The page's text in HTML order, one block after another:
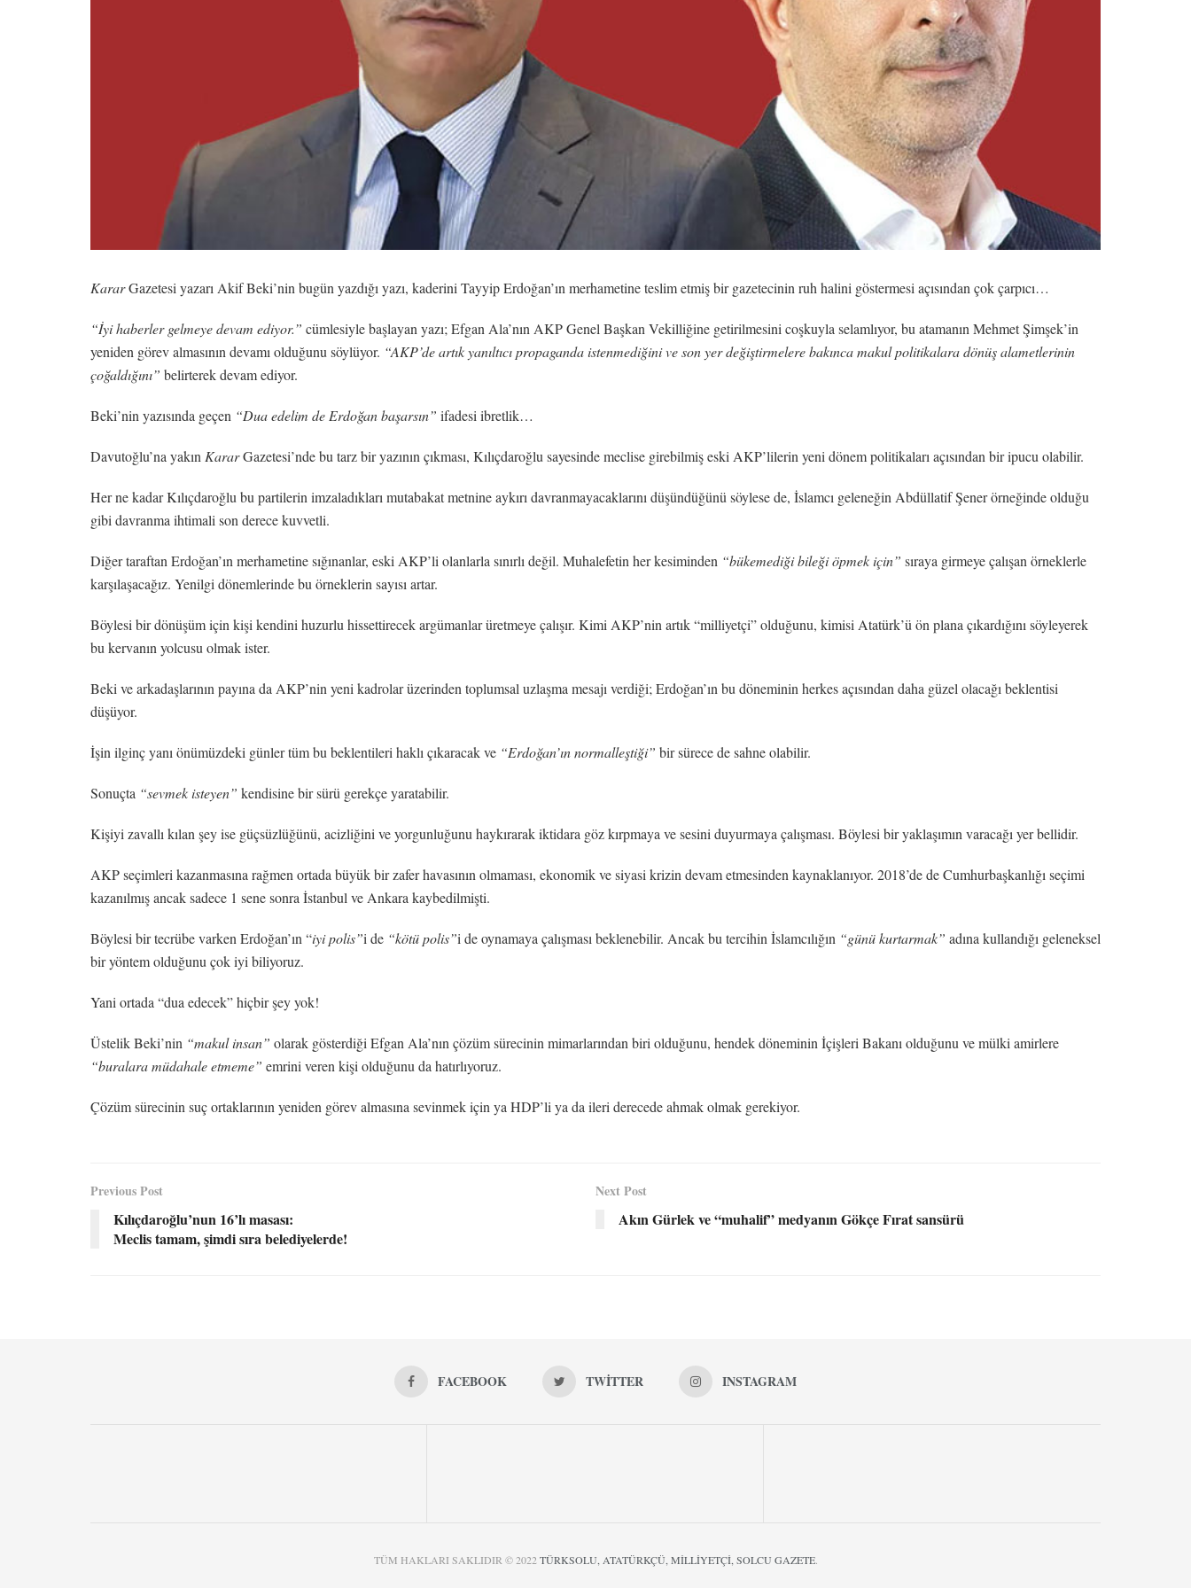
KararGazetesi yazarı Akif Beki’nin bugün yazdığı yazı, kaderini Tayyip Erdoğan’ın merhametine teslim etmiş bir gazetecinin ruh halini göstermesi açısından çok çarpıcı…
“İyi haberler gelmeye devam ediyor.” cümlesiyle başlayan yazı; Efgan Ala’nın AKP Genel Başkan Vekilliğine getirilmesini coşkuyla selamlıyor, bu atamanın Mehmet Şimşek’in
yeniden görev almasının devamı olduğunu söylüyor. “AKP’de artık yanıltıcı propaganda istenmediğini ve son yer değiştirmelere bakınca makul politikalara dönüş alametlerinin
çoğaldığını” belirterek devam ediyor.
Beki’nin yazısında geçen “Dua edelim de Erdoğan başarsın” ifadesi ibretlik…
Davutoğlu’na yakın KararGazetesi’nde bu tarz bir yazının çıkması, Kılıçdaroğlu sayesinde meclise girebilmiş eski AKP’lilerin yeni dönem politikaları açısından bir ipucu olabilir.
Her ne kadar Kılıçdaroğlu bu partilerin imzaladıkları mutabakat metnine aykırı davranmayacaklarını düşündüğünü söylese de, İslamcı geleneğin Abdüllatif Şener örneğinde olduğu
gibi davranma ihtimali son derece kuvvetli.
Diğer taraftan Erdoğan’ın merhametine sığınanlar, eski AKP’li olanlarla sınırlı değil. Muhalefetin her kesiminden “bükemediği bileği öpmek için” sıraya girmeye çalışan örneklerle
karşılaşacağız. Yenilgi dönemlerinde bu örneklerin sayısı artar.
Böylesi bir dönüşüm için kişi kendini huzurlu hissettirecek argümanlar üretmeye çalışır. Kimi AKP’nin artık “milliyetçi” olduğunu, kimisi Atatürk’ü ön plana çıkardığını söyleyerek
bu kervanın yolcusu olmak ister.
Beki ve arkadaşlarının payına da AKP’nin yeni kadrolar üzerinden toplumsal uzlaşma mesajı verdiği; Erdoğan’ın bu döneminin herkes açısından daha güzel olacağı beklentisi
düşüyor.
İşin ilginç yanı önümüzdeki günler tüm bu beklentileri haklı çıkaracak ve “Erdoğan’ın normalleştiği” bir sürece de sahne olabilir.
Sonuçta “sevmek isteyen” kendisine bir sürü gerekçe yaratabilir.
Kişiyi zavallı kılan şey ise güçsüzlüğünü, acizliğini ve yorgunluğunu haykırarak iktidara göz kırpmaya ve sesini duyurmaya çalışması. Böylesi bir yaklaşımın varacağı yer bellidir.
AKP seçimleri kazanmasına rağmen ortada büyük bir zafer havasının olmaması, ekonomik ve siyasi krizin devam etmesinden kaynaklanıyor. 2018’de de Cumhurbaşkanlığı seçimi
kazanılmış ancak sadece 1 sene sonra İstanbul ve Ankara kaybedilmişti.
Böylesi bir tecrübe varken Erdoğan’ın “iyi polis”i de “kötü polis”i de oynamaya çalışması beklenebilir. Ancak bu tercihin İslamcılığın “günü kurtarmak” adına kullandığı geleneksel
bir yöntem olduğunu çok iyi biliyoruz.
Yani ortada “dua edecek” hiçbir şey yok!
Üstelik Beki’nin “makul insan” olarak gösterdiği Efgan Ala’nın çözüm sürecinin mimarlarından biri olduğunu, hendek döneminin İçişleri Bakanı olduğunu ve mülki amirlere
“buralara müdahale etmeme” emrini veren kişi olduğunu da hatırlıyoruz.
Çözüm sürecinin suç ortaklarının yeniden görev almasına sevinmek için ya HDP’li ya da ileri derecede ahmak olmak gerekiyor.
Previous Post
Kılıçdaroğlu’nun 16’lı masası:
Meclis tamam, şimdi sıra belediyelerde!
Next Post
Akın Gürlek ve “muhalif” medyanın Gökçe Fırat sansürü
FACEBOOK TWITTER INSTAGRAM
TÜM HAKLARI SAKLIDIR © 2022 TÜRKSOLU, ATATÜRKÇÜ, MİLLİYETÇİ, SOLCU GAZETE.